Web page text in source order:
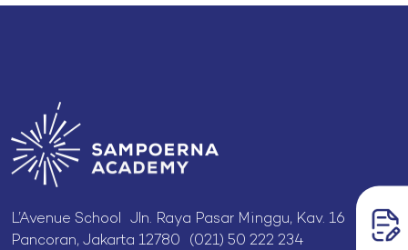
L’Avenue School Jln. Raya Pasar Minggu, Kav. 16
Pancoran, Jakarta 12780 (021) 50 222 234